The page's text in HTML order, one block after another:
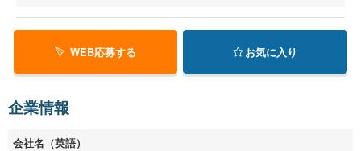
WEB応募する お気に入り
企業情報
会社名（英語）